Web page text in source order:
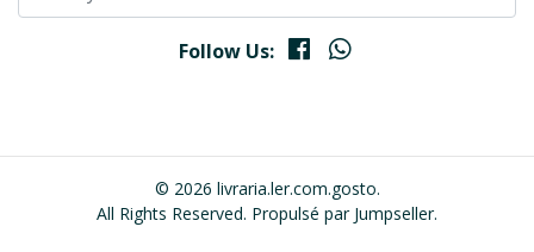
Follow Us:
© 2026 livraria.ler.com.gosto.
All Rights Reserved. Propulsé par Jumpseller.